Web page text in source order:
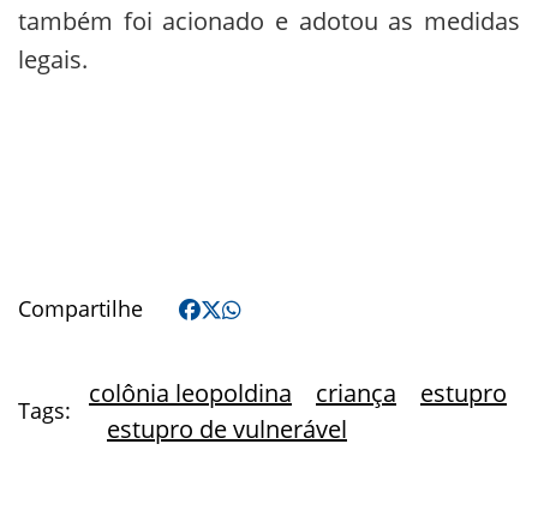
também foi acionado e adotou as medidas
legais.
Compartilhe
Tags:
colônia leopoldina criança
estupro
estupro de vulnerável